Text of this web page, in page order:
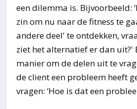
een dilemma is. Bijvoorbeeld:
zin om nu naar de fitness te
andere deel' te ontdekken,
ziet het alternatief er dan uit?'
manier om de delen uit te
de client een probleem heeft
vragen: ‘Hoe is dat een